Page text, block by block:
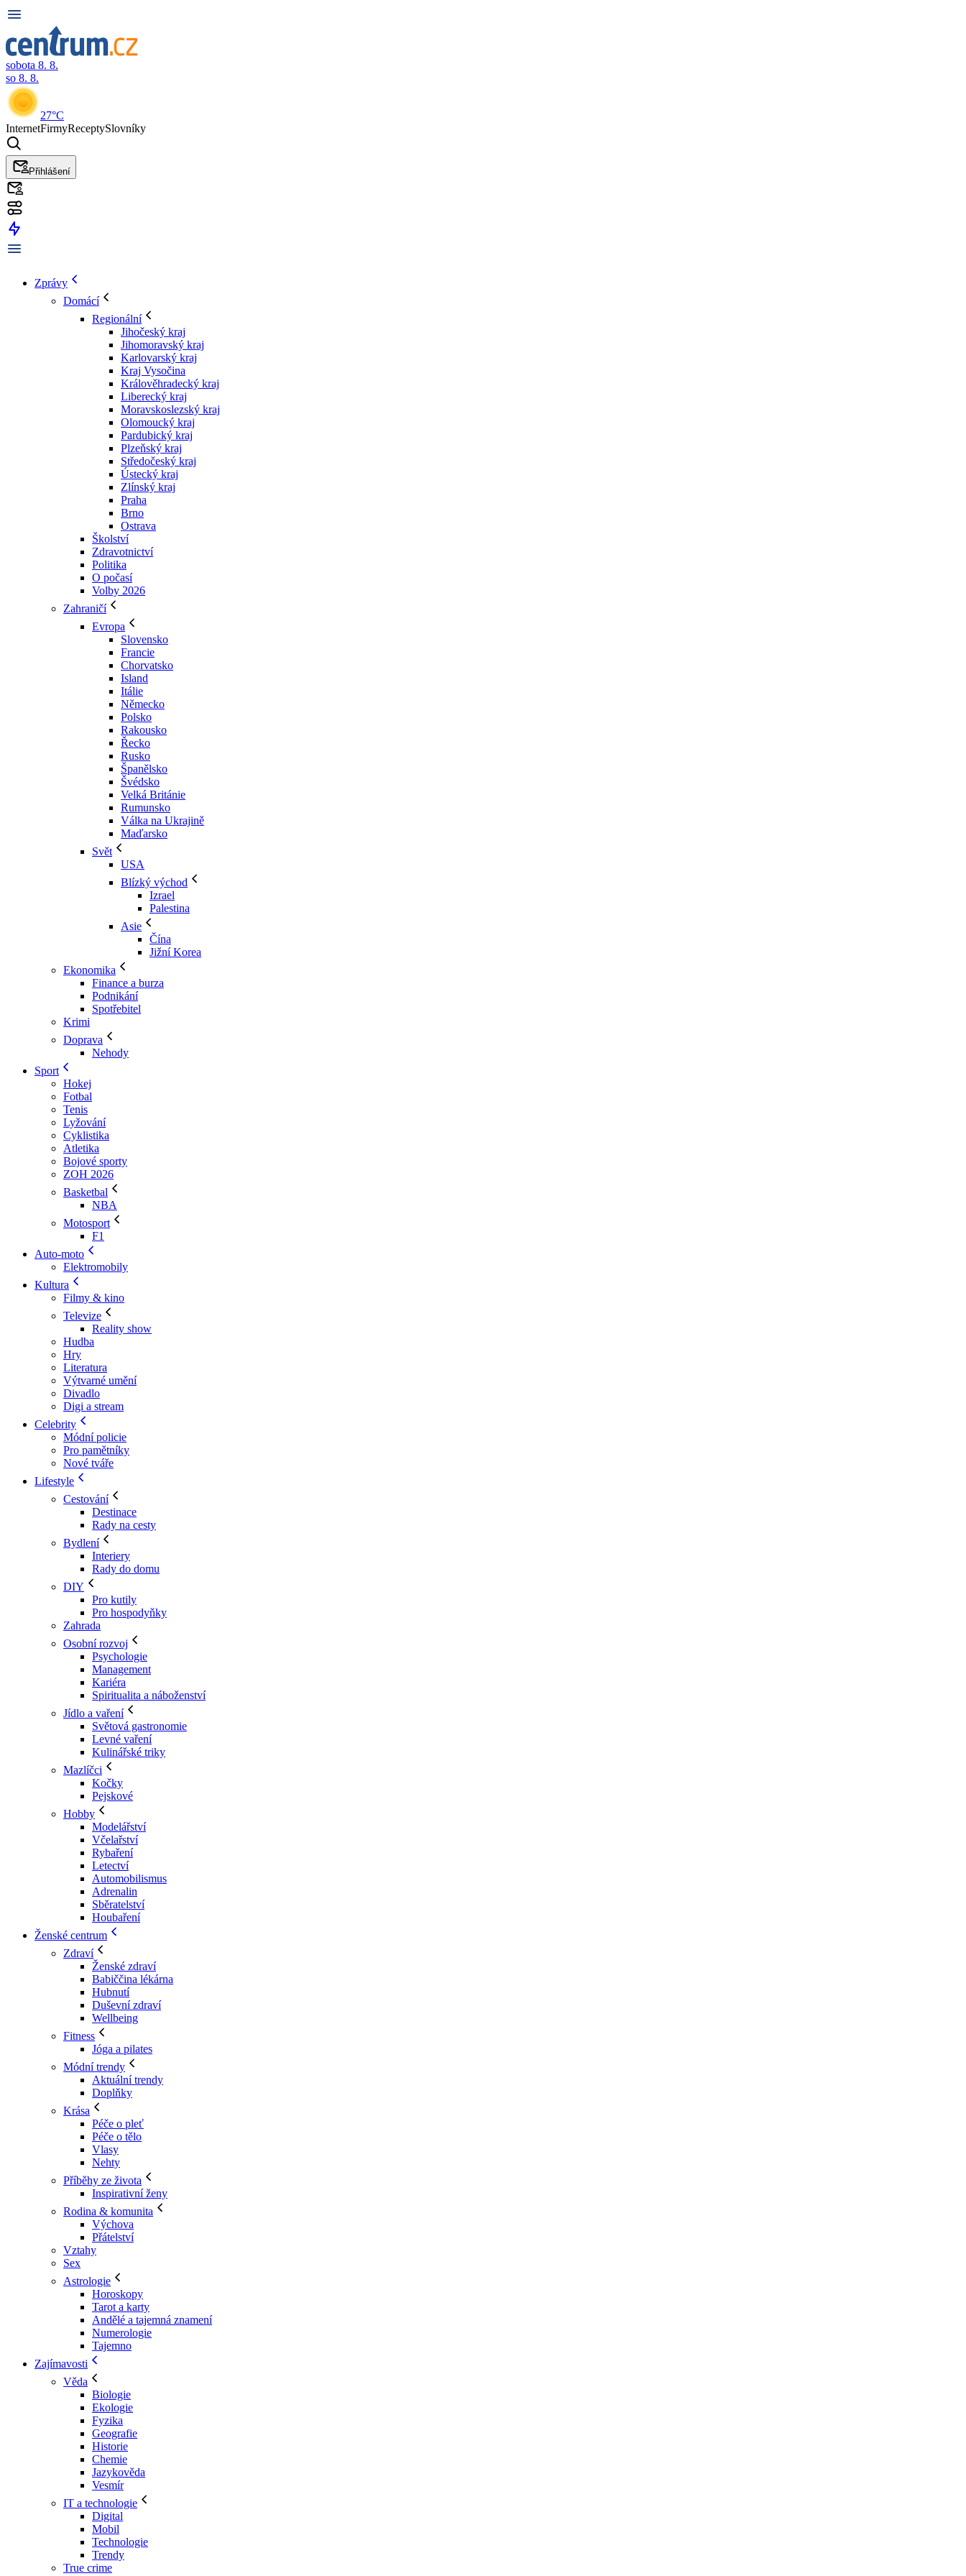
sobota 8. 8.
so 8. 8.
27°C
InternetFirmyReceptySlovníky
Přihlášení
Zprávy
Domácí
Regionální
Jihočeský kraj
Jihomoravský kraj
Karlovarský kraj
Kraj Vysočina
Králověhradecký kraj
Liberecký kraj
Moravskoslezský kraj
Olomoucký kraj
Pardubický kraj
Plzeňský kraj
Středočeský kraj
Ústecký kraj
Zlínský kraj
Praha
Brno
Ostrava
Školství
Zdravotnictví
Politika
O počasí
Volby 2026
Zahraničí
Evropa
Slovensko
Francie
Chorvatsko
Island
Itálie
Německo
Polsko
Rakousko
Řecko
Rusko
Španělsko
Švédsko
Velká Británie
Rumunsko
Válka na Ukrajině
Maďarsko
Svět
USA
Blízký východ
Izrael
Palestina
Asie
Čína
Jižní Korea
Ekonomika
Finance a burza
Podnikání
Spotřebitel
Krimi
Doprava
Nehody
Sport
Hokej
Fotbal
Tenis
Lyžování
Cyklistika
Atletika
Bojové sporty
ZOH 2026
Basketbal
NBA
Motosport
F1
Auto-moto
Elektromobily
Kultura
Filmy & kino
Televize
Reality show
Hudba
Hry
Literatura
Výtvarné umění
Divadlo
Digi a stream
Celebrity
Módní policie
Pro pamětníky
Nové tváře
Lifestyle
Cestování
Destinace
Rady na cesty
Bydlení
Interiery
Rady do domu
DIY
Pro kutily
Pro hospodyňky
Zahrada
Osobní rozvoj
Psychologie
Management
Kariéra
Spiritualita a náboženství
Jídlo a vaření
Světová gastronomie
Levné vaření
Kulinářské triky
Mazlíčci
Kočky
Pejskové
Hobby
Modelářství
Včelařství
Rybaření
Letectví
Automobilismus
Adrenalin
Sběratelství
Houbaření
Ženské centrum
Zdraví
Ženské zdraví
Babiččina lékárna
Hubnutí
Duševní zdraví
Wellbeing
Fitness
Jóga a pilates
Módní trendy
Aktuální trendy
Doplňky
Krása
Péče o pleť
Péče o tělo
Vlasy
Nehty
Příběhy ze života
Inspirativní ženy
Rodina & komunita
Výchova
Přátelství
Vztahy
Sex
Astrologie
Horoskopy
Tarot a karty
Andělé a tajemná znamení
Numerologie
Tajemno
Zajímavosti
Věda
Biologie
Ekologie
Fyzika
Geografie
Historie
Chemie
Jazykověda
Vesmír
IT a technologie
Digital
Mobil
Technologie
Trendy
True crime